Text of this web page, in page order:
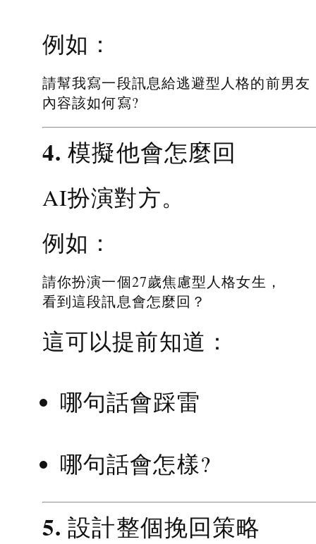
例如：
請幫我寫一段訊息給逃避型人格的前男友
內容該如何寫?
4. 模擬他會怎麼回
AI扮演對方。
例如：
請你扮演一個27歲焦慮型人格女生，
看到這段訊息會怎麼回？
這可以提前知道：
哪句話會踩雷
哪句話會怎樣?
5. 設計整個挽回策略